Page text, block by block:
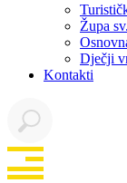
Župa
Dječji
Kontakti